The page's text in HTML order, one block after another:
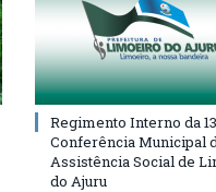
Regimento Interno da
Conferência Municipal
Assistência Social de
do Ajuru